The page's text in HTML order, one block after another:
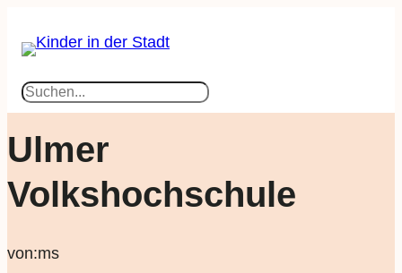
Suchen
Ulmer
Volkshochschule
von:ms